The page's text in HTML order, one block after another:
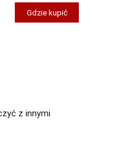
Gdzie kupić
z innymi